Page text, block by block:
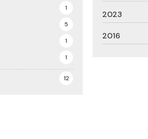
12
1
5
1
1
2023
2016